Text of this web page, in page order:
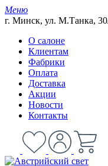
Меню
г. Минск, ул. М.Танка,
О салоне
Клиентам
Фабрики
Оплата
Доставка
Акции
Новости
Контакты